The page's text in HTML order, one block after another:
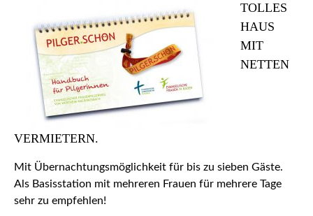
TOLLES
HAUS
MIT
NETTEN
VERMIETERN.
Mit Übernachtungsmöglichkeit für bis zu sieben Gäste.
Als Basisstation mit mehreren Frauen für mehrere Tage
sehr zu empfehlen!